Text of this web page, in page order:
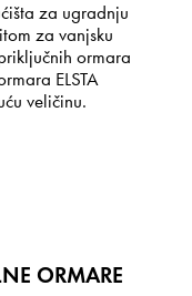
za ugradnju
za vanjsku
ormara
ELSTA
veličinu.
ORMARE